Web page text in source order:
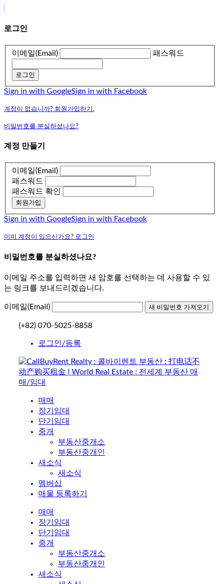
로그인
이메일(Email) 패스워드
로그인
Sign in with GoogleSign in with Facebook
계정이 없습니까? 회원가입하기.
비밀번호를 분실하셨나요?
계정 만들기
이메일(Email)
패스워드
패스워드 확인
회원가입
Sign in with GoogleSign in with Facebook
이미 계정이 있으신가요? 로그인
비밀번호를 분실하셨나요?
이메일 주소를 입력하면 새 암호를 선택하는 데 사용할 수 있
는 링크를 보내드리겠습니다.
이메일(Email)
(+82) 070-5025-8858
로그인/등록
매매
장기임대
단기임대
중개
부동산중개소
부동산중개인
새소식
새소식
멤버십
매물 등록하기
매매
장기임대
단기임대
중개
부동산중개소
부동산중개인
새소식